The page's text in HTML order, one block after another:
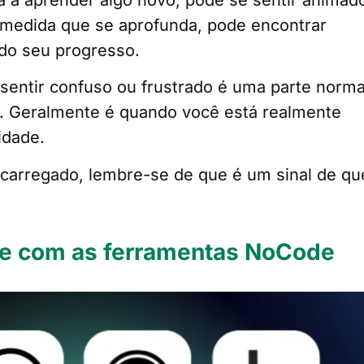
que se aprofunda, pode encontrar
seu progresso.
confuso ou frustrado é uma parte
é quando você está realmente
lembre-se de que é um sinal de
com as ferramentas NoCode